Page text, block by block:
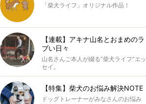
「柴犬ライフ」オリジナル作品！
【連載】アキナ山名とおまめのラ
ブい日々
山名さんご本人が綴る“柴犬ライフ”エッ
セイ。
【特集】柴犬のお悩み解決NOTE
ドッグトレーナーがみなさんのお悩み